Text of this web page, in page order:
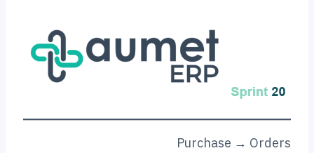
Purchase → Orders